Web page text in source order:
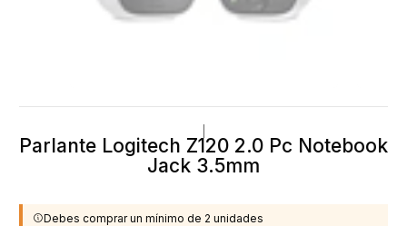
Parlante Logitech Z120 2.0 Pc Notebook
Jack 3.5mm
Debes comprar un mínimo de 2 unidades